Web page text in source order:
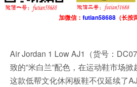
加微信： futian58688（长按
Air Jordan 1 Low AJ1（货号：
致的”米白兰”配色，在运动鞋市场掀
这款低帮文化休闲板鞋不仅延续了